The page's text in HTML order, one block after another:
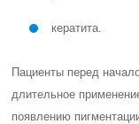
кератита.
Пациенты перед
длительное
появлению